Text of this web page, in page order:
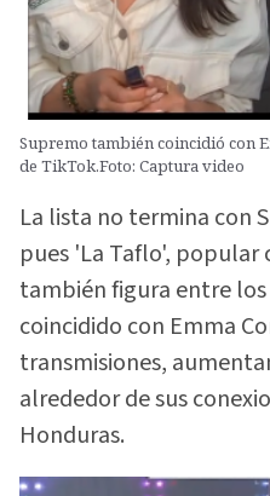
Supremo también coincidió con
de TikTok.Foto: Captura video
La lista no termina con
pues 'La Taflo', popular
también figura entre
coincidido con Emma
transmisiones,
alrededor de sus
Honduras.